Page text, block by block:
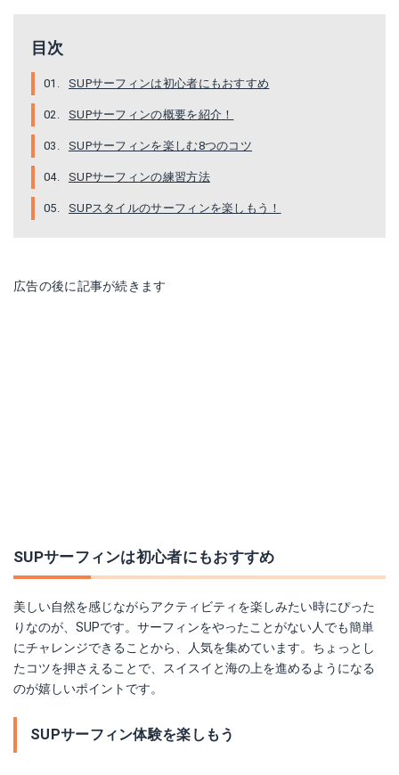
目次
SUPサーフィンは初心者にもおすすめ
SUPサーフィンの概要を紹介！
SUPサーフィンを楽しむ8つのコツ
SUPサーフィンの練習方法
SUPスタイルのサーフィンを楽しもう！
広告の後に記事が続きます
SUPサーフィンは初心者にもおすすめ
美しい自然を感じながらアクティビティを楽しみたい時にぴった
りなのが、SUPです。サーフィンをやったことがない人でも簡単
にチャレンジできることから、人気を集めています。ちょっとし
たコツを押さえることで、スイスイと海の上を進めるようになる
のが嬉しいポイントです。
SUPサーフィン体験を楽しもう